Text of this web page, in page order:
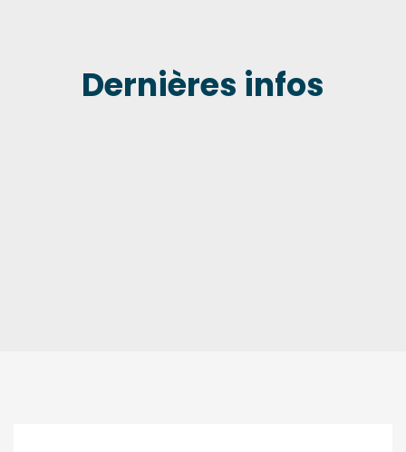
Dernières infos